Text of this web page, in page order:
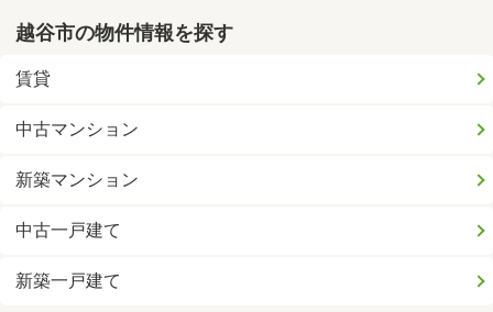
越谷市の物件情報を探す
賃貸
中古マンション
新築マンション
中古一戸建て
新築一戸建て